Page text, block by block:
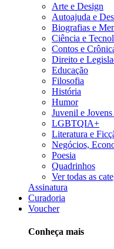
Arte e Design
Autoajuda e
Biografias e
Ciência e
Contos e
Direito e
Educação
Filosofia
História
Humor
Juvenil e
LGBTQIA+
Literatura e
Negócios,
Poesia
Quadrinhos
Ver todas as
Assinatura
Curadoria
Voucher
Conheça mais